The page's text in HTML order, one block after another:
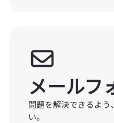
メールフ
問題を解決できるよ
い。